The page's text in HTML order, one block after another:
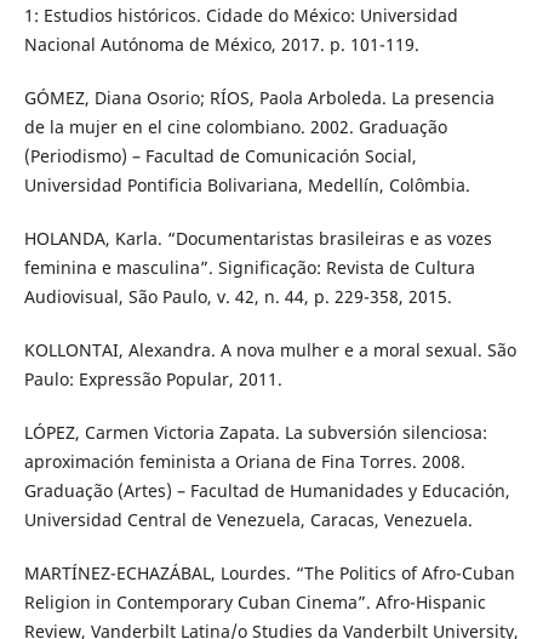
1: Estudios históricos. Cidade do México: Universidad
Nacional Autónoma de México, 2017. p. 101-119.
GÓMEZ, Diana Osorio; RÍOS, Paola Arboleda. La presencia
de la mujer en el cine colombiano. 2002. Graduação
(Periodismo) – Facultad de Comunicación Social,
Universidad Pontificia Bolivariana, Medellín, Colômbia.
HOLANDA, Karla. “Documentaristas brasileiras e as vozes
feminina e masculina”. Significação: Revista de Cultura
Audiovisual, São Paulo, v. 42, n. 44, p. 229-358, 2015.
KOLLONTAI, Alexandra. A nova mulher e a moral sexual. São
Paulo: Expressão Popular, 2011.
LÓPEZ, Carmen Victoria Zapata. La subversión silenciosa:
aproximación feminista a Oriana de Fina Torres. 2008.
Graduação (Artes) – Facultad de Humanidades y Educación,
Universidad Central de Venezuela, Caracas, Venezuela.
MARTÍNEZ-ECHAZÁBAL, Lourdes. “The Politics of Afro-Cuban
Religion in Contemporary Cuban Cinema”. Afro-Hispanic
Review, Vanderbilt Latina/o Studies da Vanderbilt University,